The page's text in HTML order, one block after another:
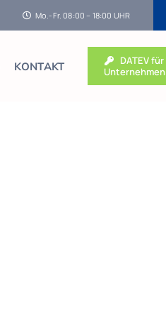
Mo.-Fr. 08:00 – 18:00 UHR
KONTAKT
DATEV für
Unternehmen